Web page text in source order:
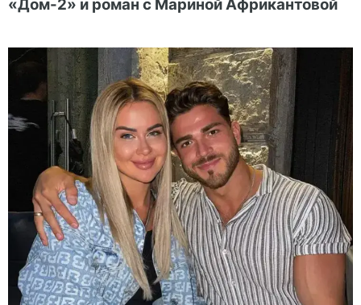
«Дом-2» и роман с Мариной Африкантовой